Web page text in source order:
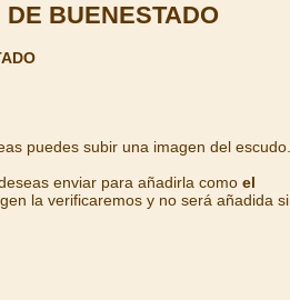
BUENESTADO
puedes subir una imagen del escudo.
enviar para añadirla como el
la verificaremos y no será añadida si